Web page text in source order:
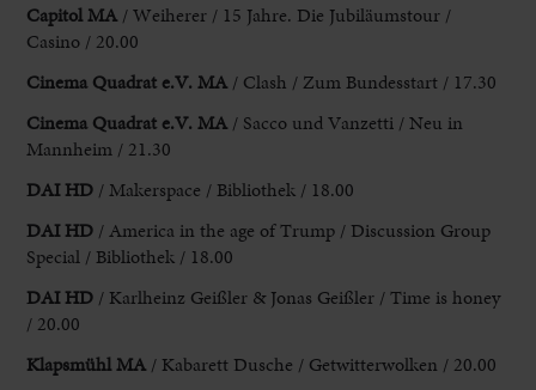
Capitol MA / Weiherer / 15 Jahre. Die Jubiläumstour /
Casino / 20.00
Cinema Quadrat e.V. MA / Clash / Zum Bundesstart / 17.30
Cinema Quadrat e.V. MA / Sacco und Vanzetti / Neu in
Mannheim / 21.30
DAI HD / Makerspace / Bibliothek / 18.00
DAI HD / America in the age of Trump / Discussion Group
Special / Bibliothek / 18.00
DAI HD / Karlheinz Geißler & Jonas Geißler / Time is honey
/ 20.00
Klapsmühl MA / Kabarett Dusche / Getwitterwolken / 20.00